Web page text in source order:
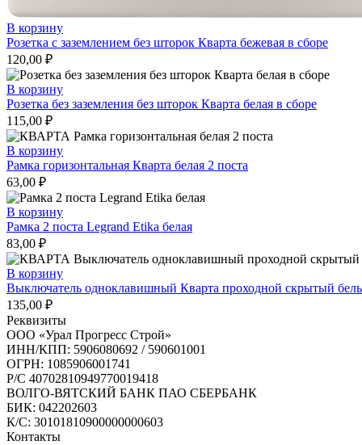
В корзину
Розетка с заземлением без шторок Кварта бежевая в сборе
120,00 ₽
В корзину
Розетка без заземления без шторок Кварта белая в сборе
115,00 ₽
В корзину
Рамка горизонтальная Кварта белая 2 поста
63,00 ₽
В корзину
Рамка 2 поста Legrand Etika белая
83,00 ₽
В корзину
Выключатель одноклавишный Кварта проходной скрытый
135,00 ₽
Реквизиты
ООО «Урал Прогресс Строй»
ИНН/КПП: 5906080692 / 590601001
ОГРН: 1085906001741
Р/C 40702810949770019418
ВОЛГО-ВЯТСКИЙ БАНК ПАО СБЕРБАНК
БИК: 042202603
К/С: 30101810900000000603
Контакты